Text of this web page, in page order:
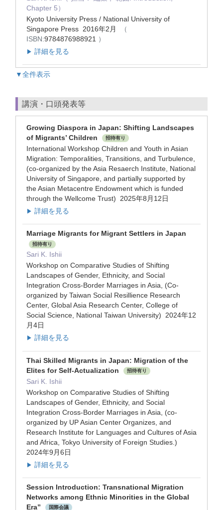
Chapter 5）
Kyoto University Press / National University of
Singapore Press 2016年2月
（
ISBN:9784876988921 ）
▶ 詳細を見る
▼全件表示
講演・口頭発表等
Growing Diaspora in Japan: Shifting Landscapes
of Migrants’ Children
招待有り
International Workshop Children and Youth in Asian
Migration: Temporalities, Transitions, and Turbulence,
(co-organized by the Asia Resaerch Institute, National
University of Singapore, and partially supported by
the Asian Metacentre Endowment which is funded
through the Wellcome Trust) 2025年8月12日
▶ 詳細を見る
Marriage Migrants for Migrant Settlers in Japan
招待有り
Sari K. Ishii
Workshop on Comparative Studies of Shifting
Landscapes of Gender, Ethnicity, and Social
Integration Cross-Border Marriages in Asia, (Co-
organized by Taiwan Social Resillience Research
Center, Global Asia Research Center, College of
Social Science, National Taiwan University) 2024年12
月4日
▶ 詳細を見る
Thai Skilled Migrants in Japan: Migration of the
Elites for Self-Actualization
招待有り
Sari K. Ishii
Workshop on Comparative Studies of Shifting
Landscapes of Gender, Ethnicity, and Social
Integration Cross-Border Marriages in Asia, (co-
organized by UP Asian Center Organizes, and
Research Institute for Languages and Cultures of Asia
and Africa, Tokyo University of Foreign Studies.)
2024年9月6日
▶ 詳細を見る
Session Introduction: Transnational Migration
Networks among Ethnic Minorities in the Global
Era”
国際会議